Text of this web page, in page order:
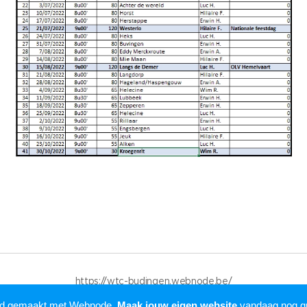
https://wtc-budingen.webnode.be/